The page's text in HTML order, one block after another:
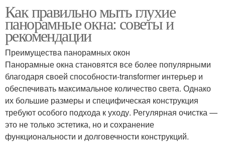
Как правильно мыть глухие
панорамные окна: советы и
рекомендации
Преимущества панорамных окон
Панорамные окна становятся все более популярными
благодаря своей способности-transformer интерьер и
обеспечивать максимальное количество света. Однако
их большие размеры и специфическая конструкция
требуют особого подхода к уходу. Регулярная очистка —
это не только эстетика, но и сохранение
функциональности и долговечности конструкций.